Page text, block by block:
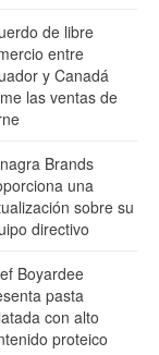
de libre
entre
y Canadá
las ventas de
Brands
una
sobre su
directivo
Boyardee
pasta
con alto
proteico